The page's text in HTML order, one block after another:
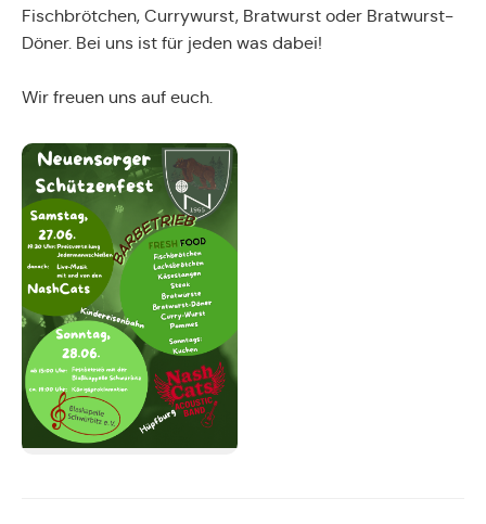
Fischbrötchen, Currywurst, Bratwurst oder Bratwurst-
Döner. Bei uns ist für jeden was dabei!
Wir freuen uns auf euch.